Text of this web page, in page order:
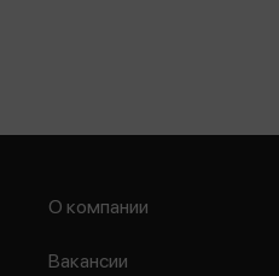
О компании
Вакансии